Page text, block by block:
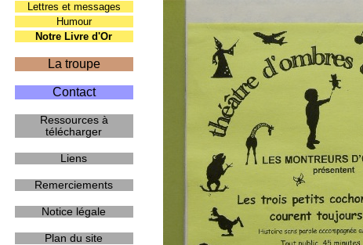
Lettres et messages
Humour
Notre Livre d'Or
La troupe
Contact
Ressources à
télécharger
Liens
Remerciements
Notice légale
Plan du site